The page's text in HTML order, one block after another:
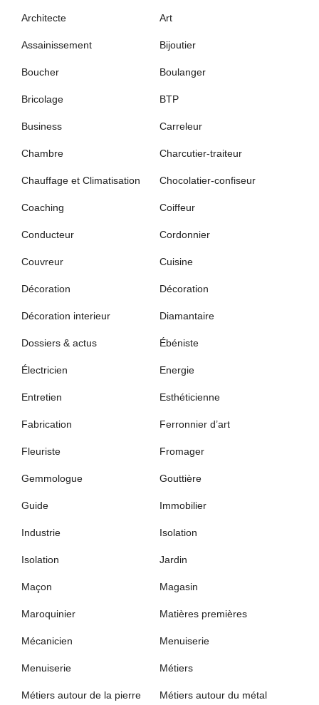
Architecte Art
Assainissement Bijoutier
Boucher Boulanger
Bricolage BTP
Business Carreleur
Chambre Charcutier-traiteur
Chauffage et Climatisation Chocolatier-confiseur
Coaching Coiffeur
Conducteur Cordonnier
Couvreur Cuisine
Décoration Décoration
Décoration interieur Diamantaire
Dossiers & actus Ébéniste
Électricien Energie
Entretien Esthéticienne
Fabrication Ferronnier d’art
Fleuriste Fromager
Gemmologue Gouttière
Guide Immobilier
Industrie Isolation
Isolation Jardin
Maçon Magasin
Maroquinier Matières premières
Mécanicien Menuiserie
Menuiserie Métiers
Métiers autour de la pierre Métiers autour du métal